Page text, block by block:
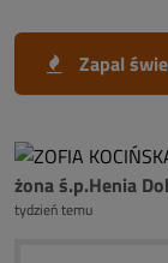
Zapal
żona ś.p.Henia
tydzień temu